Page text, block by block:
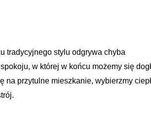
tradycyjnego stylu odgrywa chyba
w której w końcu możemy się
na przytulne mieszkanie, wybierzmy